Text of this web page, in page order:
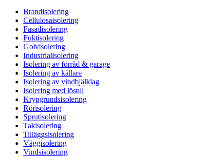
Brandisolering
Cellulosaisolering
Fasadisolering
Fuktisolering
Golvisolering
Industrialisolering
Isolering av förråd & garage
Isolering av källare
Isolering av vindbjälklag
Isolering med lösull
Krypgrundsisolering
Rörisolering
Sprutisolering
Takisolering
Tilläggsisolering
Väggisolering
Vindsisolering